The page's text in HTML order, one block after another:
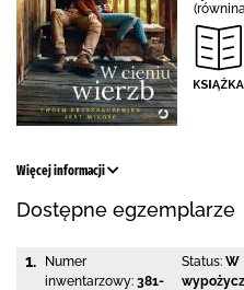
Więcej informacji
Dostępne egzemplarze
1.
Numer
inwentarzowy: 381-
Status: W